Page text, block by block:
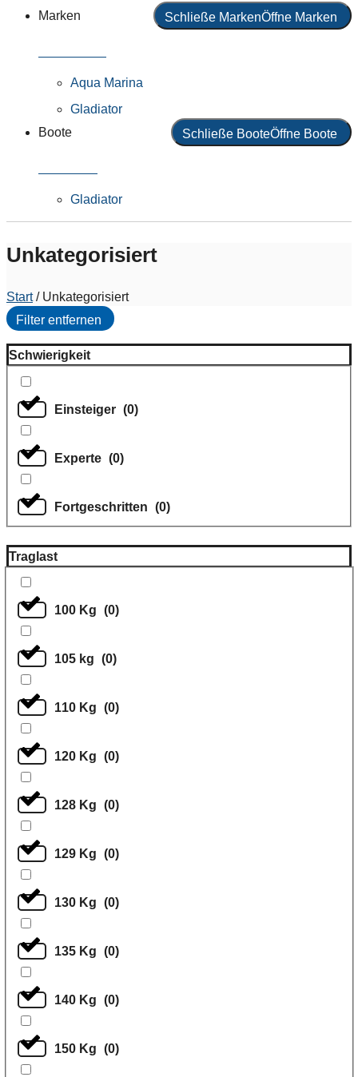
Marken
Schließe MarkenÖffne Marken
Aqua Marina
Gladiator
Boote
Schließe BooteÖffne Boote
Gladiator
Unkategorisiert
Start/ Unkategorisiert
Filter entfernen
Schwierigkeit
Einsteiger (0)
Experte (0)
Fortgeschritten (0)
Traglast
100 Kg (0)
105 kg (0)
110 Kg (0)
120 Kg (0)
128 Kg (0)
129 Kg (0)
130 Kg (0)
135 Kg (0)
140 Kg (0)
150 Kg (0)